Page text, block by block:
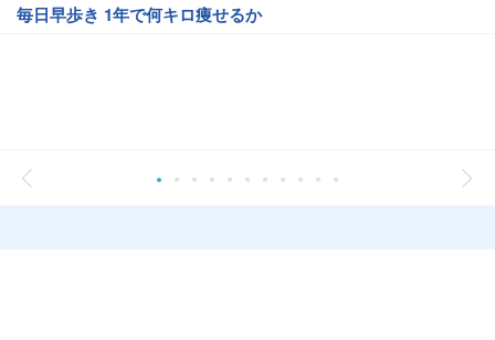
毎日早歩き 1年で何キロ痩せるか